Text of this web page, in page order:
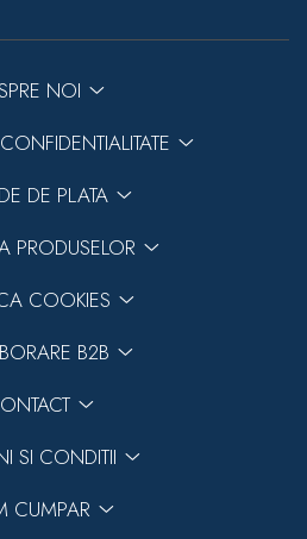
NOI
DE PLATA
PRODUSELOR
COOKIES
B2B
SI CONDITII
CUMPAR